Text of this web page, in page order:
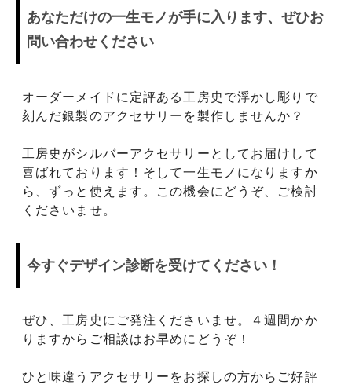
あなただけの一生モノが手に入ります、ぜひお
問い合わせください
オーダーメイドに定評ある工房史で浮かし彫りで
刻んだ銀製のアクセサリーを製作しませんか？
工房史がシルバーアクセサリーとしてお届けして
喜ばれております！そして一生モノになりますか
ら、ずっと使えます。この機会にどうぞ、ご検討
くださいませ。
今すぐデザイン診断を受けてください！
ぜひ、工房史にご発注くださいませ。４週間かか
りますからご相談はお早めにどうぞ！
ひと味違うアクセサリーをお探しの方からご好評